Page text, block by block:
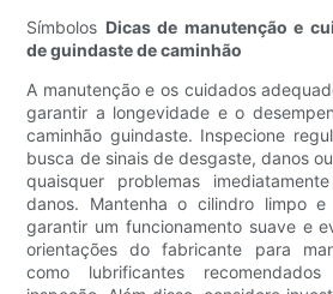
Símbolos Dicas de manutenção e
de guindaste de caminhão
A manutenção e os cuidados
garantir a longevidade e o
caminhão guindaste. Inspecione
busca de sinais de desgaste, danos
quaisquer problemas
danos. Mantenha o cilindro limpo
garantir um funcionamento suave e
orientações do fabricante para
como lubrificantes